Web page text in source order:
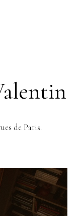
de Paris.